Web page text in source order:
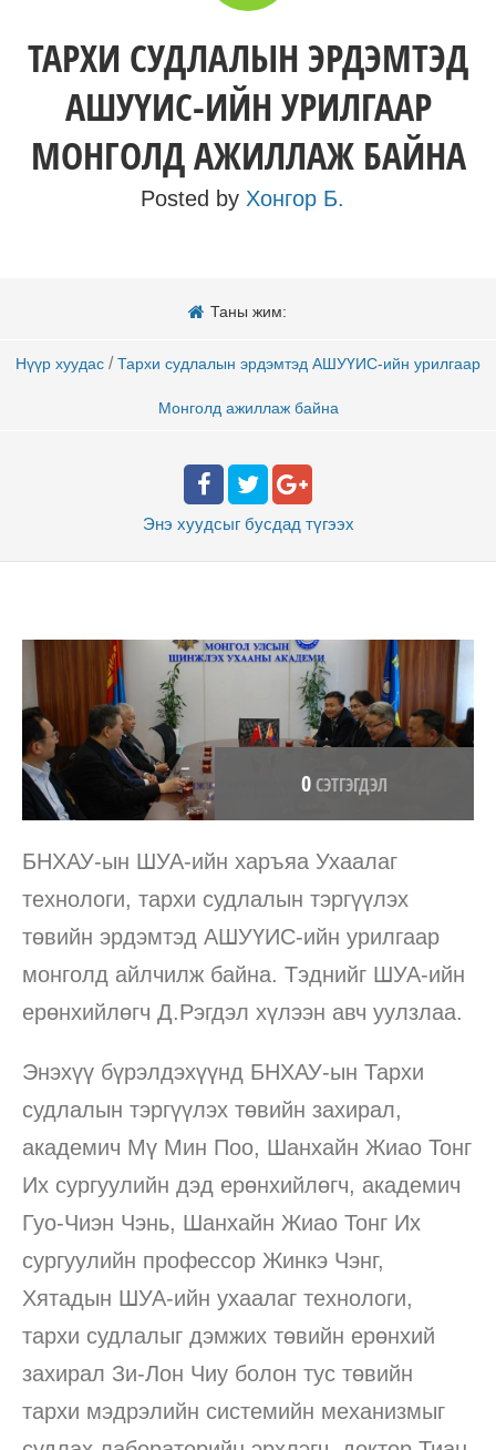
ТАРХИ СУДЛАЛЫН ЭРДЭМТЭД
АШУҮИС-ИЙН УРИЛГААР
МОНГОЛД АЖИЛЛАЖ БАЙНА
Posted by Хонгор Б.
Таны жим:
Нүүр хуудас / Тархи судлалын эрдэмтэд АШУҮИС-ийн урилгаар
Монголд ажиллаж байна
Энэ хуудсыг бусдад түгээх
0СЭТГЭГДЭЛ
БНХАУ-ын ШУА-ийн харъяа Ухаалаг
технологи, тархи судлалын тэргүүлэх
төвийн эрдэмтэд АШУҮИС-ийн урилгаар
монголд айлчилж байна. Тэднийг ШУА-ийн
ерөнхийлөгч Д.Рэгдэл хүлээн авч уулзлаа.
Энэхүү бүрэлдэхүүнд БНХАУ-ын Тархи
cудлалын тэргүүлэх төвийн захирал,
академич Мү Мин Поо, Шанхайн Жиао Тонг
Их сургуулийн дэд ерөнхийлөгч, академич
Гуо-Чиэн Чэнь, Шанхайн Жиао Тонг Их
сургуулийн профессор Жинкэ Чэнг,
Хятадын ШУА-ийн ухаалаг технологи,
тархи судлалыг дэмжих төвийн ерөнхий
захирал Зи-Лон Чиу болон тус төвийн
тархи мэдрэлийн системийн механизмыг